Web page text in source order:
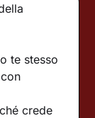
te stesso
crede